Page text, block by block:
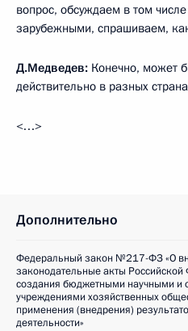
вопрос, обсуждаем в том
зарубежными, спрашиваем,
Д.Медведев: Конечно, может
действительно в разных
<…>
Дополнительно
Федеральный закон №217-ФЗ «О
законодательные акты
создания бюджетными научными и
учреждениями хозяйственных
применения (внедрения)
деятельности»